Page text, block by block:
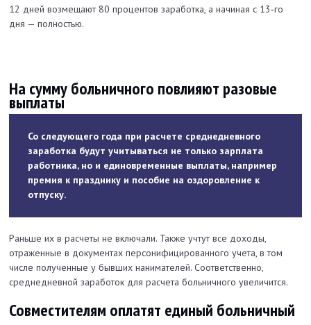
12 дней возмещают 80 процентов заработка, а начиная с 13‑го
дня — полностью.
На сумму больничного повлияют разовые
выплаты
Со следующего года при расчете среднедневного
заработка будут учитываться не только зарплата
работника, но и едино­временные выплаты, например
премия к празднику и пособие на оздоровление к
отпуску.
Раньше их в расчеты не включали. Также учтут все доходы,
отраженные в документах персонифицированного учета, в том
числе полученные у бывших нанимателей. Соответственно,
среднедневной заработок для расчета больничного увеличится.
Совместителям оплатят единый больничный